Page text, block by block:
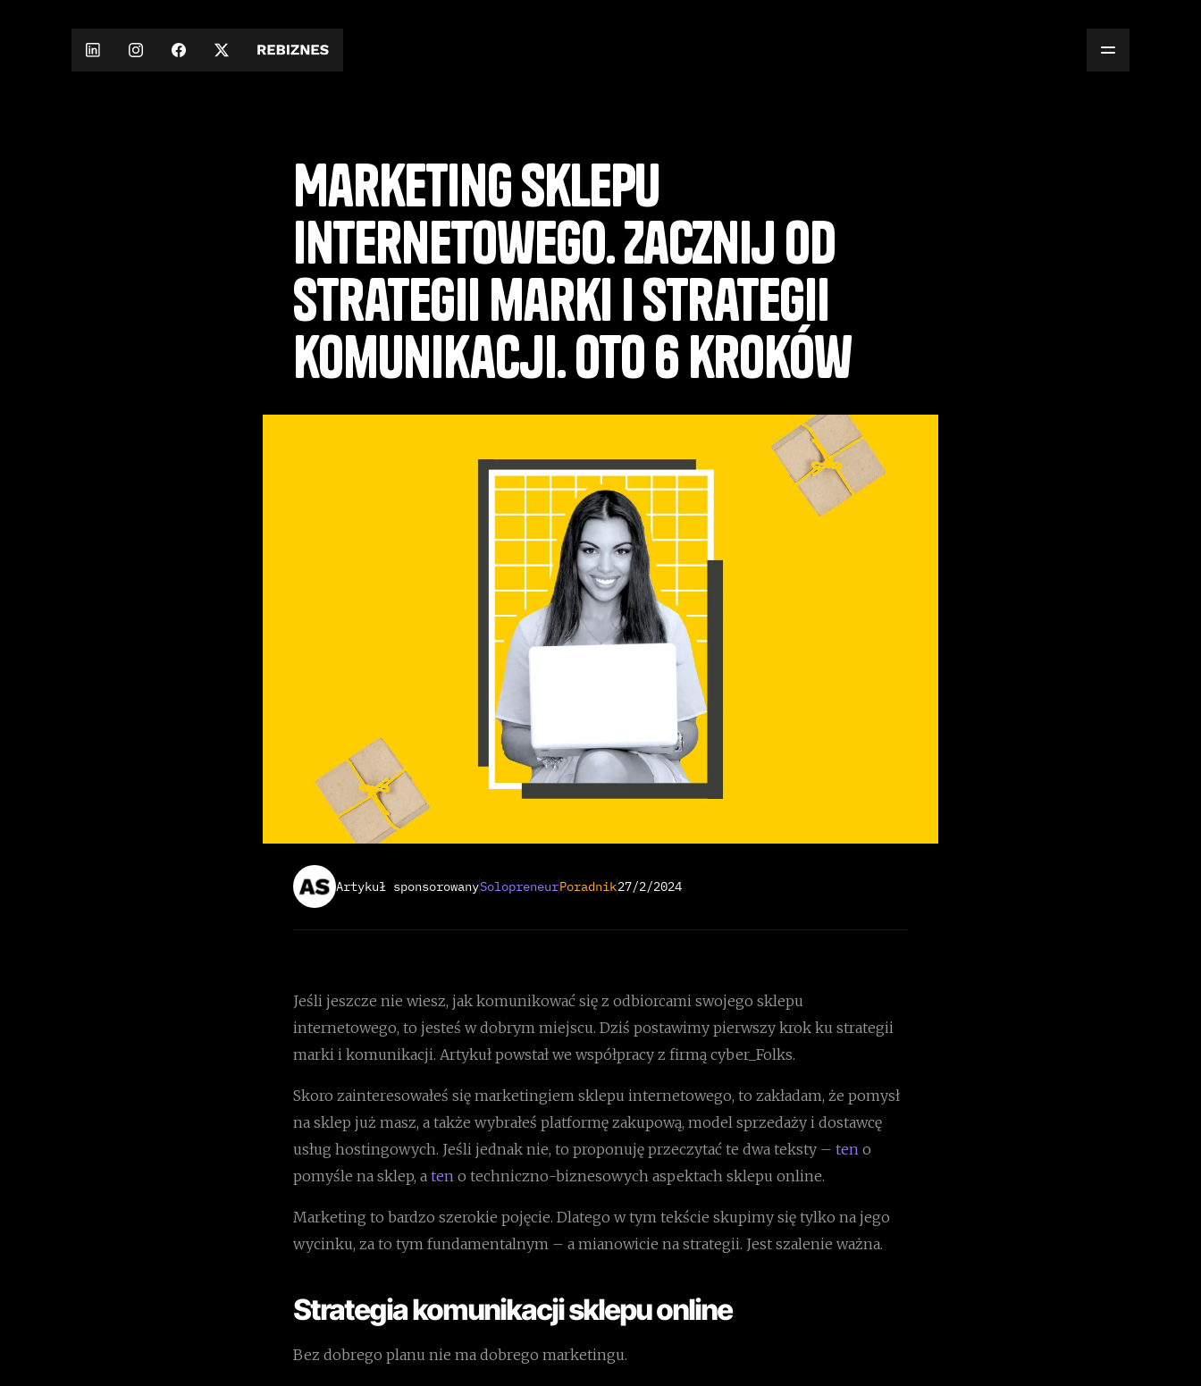
Marketing sklepu
internetowego. Zacznij od
strategii marki i strategii
komunikacji. Oto 6 kroków
Artykuł sponsorowanySolopreneurPoradnik27/2/2024
Jeśli jeszcze nie wiesz, jak komunikować się z odbiorcami swojego sklepu
internetowego, to jesteś w dobrym miejscu. Dziś postawimy pierwszy krok ku strategii
marki i komunikacji. Artykuł powstał we współpracy z firmą cyber_Folks.
Skoro zainteresowałeś się marketingiem sklepu internetowego, to zakładam, że pomysł
na sklep już masz, a także wybrałeś platformę zakupową, model sprzedaży i dostawcę
usług hostingowych. Jeśli jednak nie, to proponuję przeczytać te dwa teksty – ten o
pomyśle na sklep, a ten o techniczno-biznesowych aspektach sklepu online.
Marketing to bardzo szerokie pojęcie. Dlatego w tym tekście skupimy się tylko na jego
wycinku, za to tym fundamentalnym – a mianowicie na strategii. Jest szalenie ważna.
Strategia komunikacji sklepu online
Bez dobrego planu nie ma dobrego marketingu.